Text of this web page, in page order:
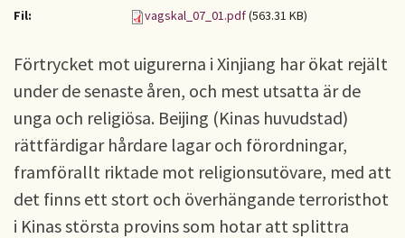
Fil:
vagskal_07_01.pdf(563.31 KB)
Förtrycket mot uigurerna i Xinjiang har ökat rejält
under de senaste åren, och mest utsatta är de
unga och religiösa. Beijing (Kinas huvudstad)
rättfärdigar hårdare lagar och förordningar,
framförallt riktade mot religionsutövare, med att
det finns ett stort och överhängande terroristhot
i Kinas största provins som hotar att splittra